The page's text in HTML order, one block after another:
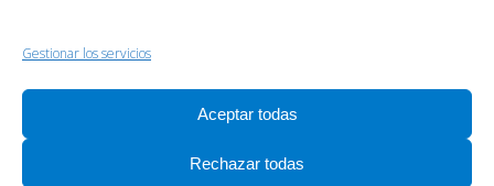
Gestionar los servicios
Aceptar todas
Rechazar todas